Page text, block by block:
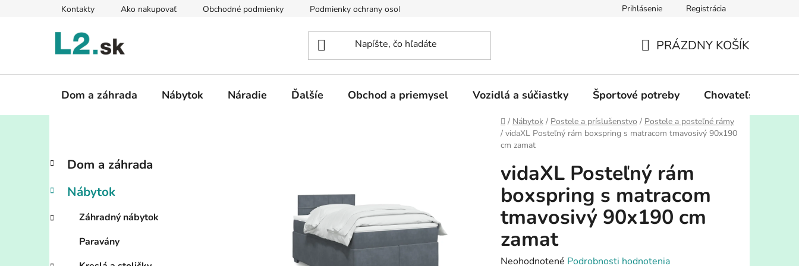
Kontakty Ako nakupovať Obchodné podmienky Podmienky ochrany osobných údajov Prihlásenie Registrácia
KOŠÍK
PRÁZDNY KOŠÍK
Dom a záhrada Nábytok Náradie Ďalšíe Obchod a priemysel Vozidlá a súčiastky Športové potreby Chovateľské
Domov
/ Nábytok / Postele a príslušenstvo / Postele a posteľné rámy
/ vidaXL Posteľný rám boxspring s matracom tmavosivý 90x190
cm zamat
B
č
ý
Preskočiť
kategórie
K
a
e
ó
e
Dom a záhrada
Nábytok
Záhradný nábytok
Paravány
vidaXL Posteľný rám
boxspring s matracom
tmavosivý 90x190 cm
zamat
Priemerné
Neohodnotené Podrobnosti hodnotenia